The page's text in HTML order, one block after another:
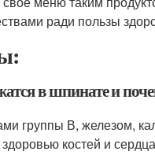
ради пользы
в шпинате и
группы В, железом,
костей и